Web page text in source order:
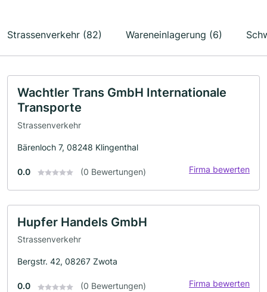
Strassenverkehr (82) Wareneinlagerung (6)
Wachtler Trans GmbH Internationale
Transporte
Strassenverkehr
Bärenloch 7, 08248 Klingenthal
0.0 (0 Bewertungen) Firma bewerten
Hupfer Handels GmbH
Strassenverkehr
Bergstr. 42, 08267 Zwota
0.0 (0 Bewertungen) Firma bewerten